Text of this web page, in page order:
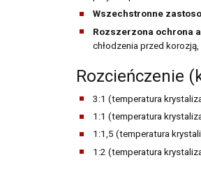
Wszechstronne
Rozszerzona ochrona
chłodzenia przed
Rozcieńczenie
3:1 (temperatura
1:1 (temperatura
1:1,5 (temperatura
1:2 (temperatura
Newsletter
Adres email